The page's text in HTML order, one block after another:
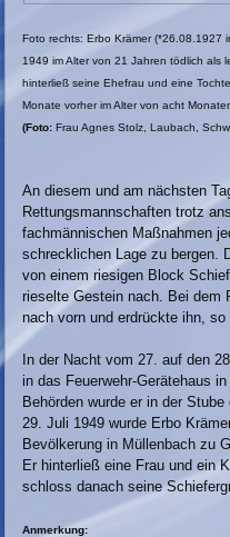
Foto rechts: Erbo Krämer (*26.08.1927
1949 im Alter von 21 Jahren tödlich als
hinterließ seine Ehefrau und eine
Monate vorher im Alter von acht
(Foto: Frau Agnes Stolz, Laubach,
An diesem und am nächsten
Rettungsmannschaften trotz
fachmännischen Maßnahmen
schrecklichen Lage zu bergen.
von einem riesigen Block
rieselte Gestein nach. Bei dem
nach vorn und erdrückte ihn, so
In der Nacht vom 27. auf den
in das Feuerwehr-Gerätehaus
Behörden wurde er in der
29. Juli 1949 wurde Erbo
Bevölkerung in Müllenbach zu
Er hinterließ eine Frau und ein
schloss danach seine
Anmerkung: